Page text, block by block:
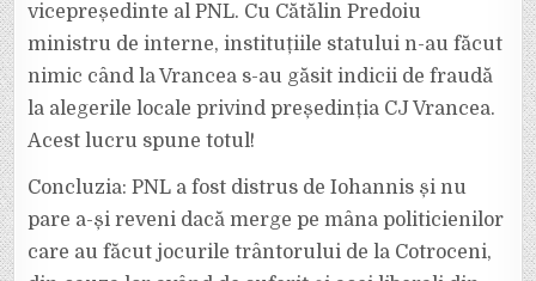
vicepreședinte al PNL. Cu Cătălin Predoiu
ministru de interne, instituțiile statului n-au făcut
nimic când la Vrancea s-au găsit indicii de fraudă
la alegerile locale privind președinția CJ Vrancea.
Acest lucru spune totul!
Concluzia: PNL a fost distrus de Iohannis și nu
pare a-și reveni dacă merge pe mâna politicienilor
care au făcut jocurile trântorului de la Cotroceni,